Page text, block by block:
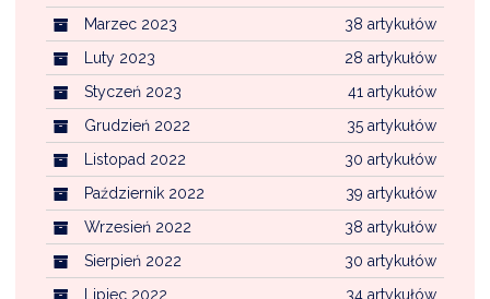
38 artykułów
Marzec 2023
28 artykułów
Luty 2023
41 artykułów
Styczeń 2023
35 artykułów
Grudzień 2022
30 artykułów
Listopad 2022
39 artykułów
Październik 2022
38 artykułów
Wrzesień 2022
30 artykułów
Sierpień 2022
34 artykułów
Lipiec 2022